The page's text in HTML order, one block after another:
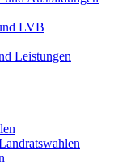
LVB
Leistungen